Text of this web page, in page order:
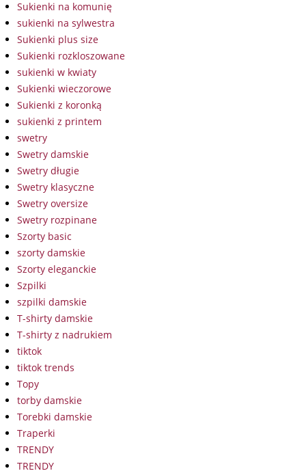
Sukienki na komunię
sukienki na sylwestra
Sukienki plus size
Sukienki rozkloszowane
sukienki w kwiaty
Sukienki wieczorowe
Sukienki z koronką
sukienki z printem
swetry
Swetry damskie
Swetry długie
Swetry klasyczne
Swetry oversize
Swetry rozpinane
Szorty basic
szorty damskie
Szorty eleganckie
Szpilki
szpilki damskie
T-shirty damskie
T-shirty z nadrukiem
tiktok
tiktok trends
Topy
torby damskie
Torebki damskie
Traperki
TRENDY
TRENDY